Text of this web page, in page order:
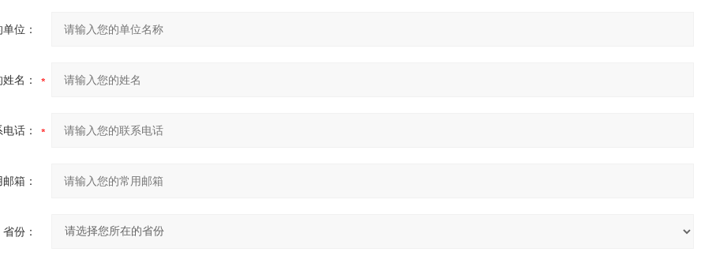
位：
名：
话：
箱：
省份：